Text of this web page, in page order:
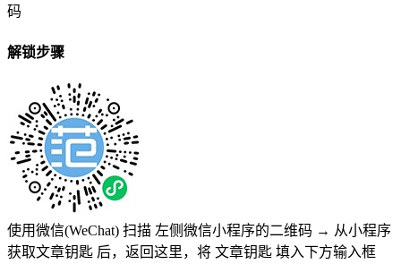
码
解锁步骤
使用微信(WeChat) 扫描 左侧微信小程序的二维码 → 从小程序
获取文章钥匙 后，返回这里，将 文章钥匙 填入下方输入框